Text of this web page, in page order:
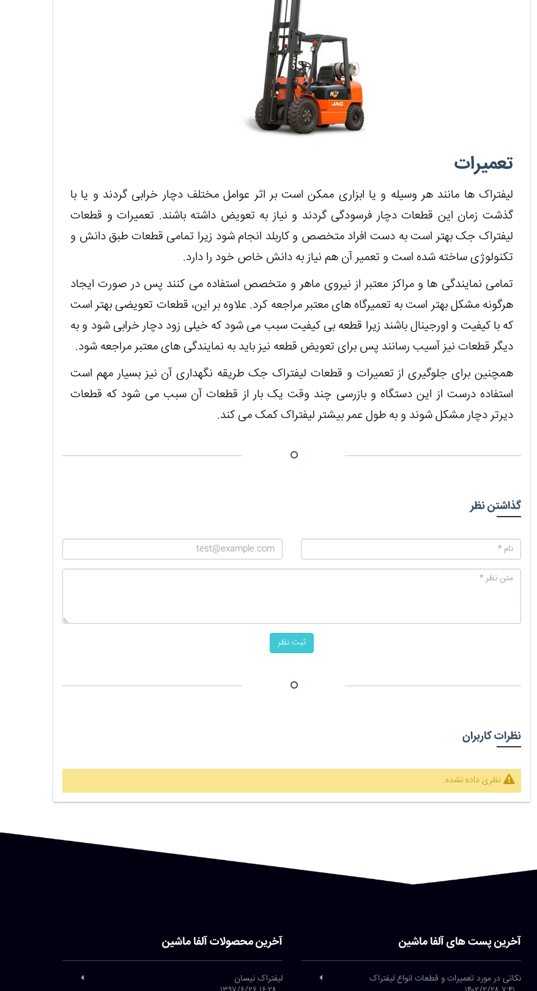
تعمیرات
لیفتراک ها مانند هر وسیله و یا ابزاری ممکن است بر اثر عوامل مختلف دچار خرابی گردند و یا با
گذشت زمان این قطعات دچار فرسودگی گردند و نیاز به تعویض داشته باشند. تعمیرات و قطعات
لیفتراک جک بهتر است به دست افراد متخصص و کاربلد انجام شود زیرا تمامی قطعات طبق دانش و
تکنولوژی ساخته شده است و تعمیر آن هم نیاز به دانش خاص خود را دارد.
تمامی نمایندگی ها و مراکز معتبر از نیروی ماهر و متخصص استفاده می کنند پس در صورت ایجاد
هرگونه مشکل بهتر است به تعمیرگاه های معتبر مراجعه کرد. علاوه بر این، قطعات تعویضی بهتر است
که با کیفیت و اورجینال باشند زیرا قطعه بی کیفیت سبب می شود که خیلی زود دچار خرابی شود و به
دیگر قطعات نیز آسیب رسانند پس برای تعویض قطعه نیز باید به نمایندگی های معتبر مراجعه شود.
همچنین برای جلوگیری از تعمیرات و قطعات لیفتراک جک طریقه نگهداری آن نیز بسیار مهم است
استفاده درست از این دستگاه و بازرسی چند وقت یک بار از قطعات آن سبب می شود که قطعات
دیرتر دچار مشکل شوند و به طول عمر بیشتر لیفتراک کمک می کند.
گذاشتن نظر
ثبت نظر
نظرات کاربران
نظری داده نشده.
آخرین پست های آلفا ماشین
نکاتی در مورد تعمیرات و قطعات انواع لیفتراک
آخرین محصولات آلفا ماشین
لیفتراک نیسان